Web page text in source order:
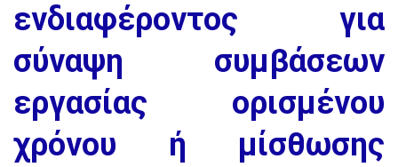
ενδιαφέροντος για
σύναψη συμβάσεων
εργασίας ορισμένου
χρόνου ή μίσθωσης